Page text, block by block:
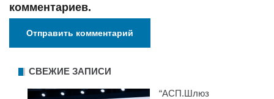
комментариев.
СВЕЖИЕ ЗАПИСИ
“АСП.Шлюз